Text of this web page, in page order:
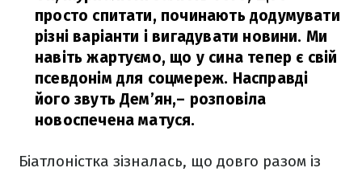
просто спитати, починають додумувати
різні варіанти і вигадувати новини. Ми
навіть жартуємо, що у сина тепер є свій
псевдонім для соцмереж. Насправді
його звуть Дем’ян,– розповіла
новоспечена матуся.
Біатлоністка зізналась, що довго разом із